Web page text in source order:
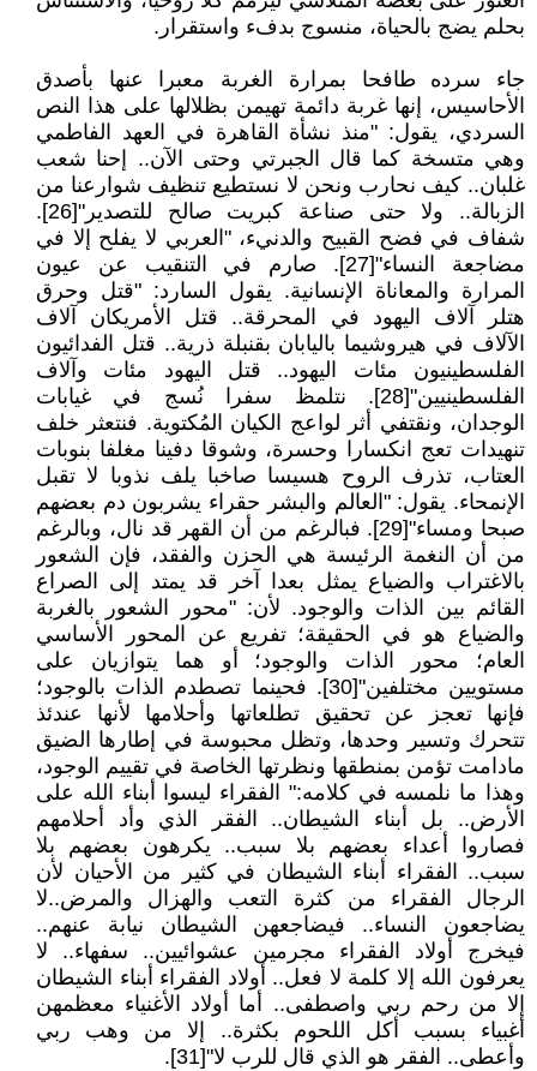
بحلم يضج بالحياة، منسوج بدفء واستقرار.
جاء سرده طافحا بمرارة الغربة معبرا عنها بأصدق
الأحاسيس، إنها غربة دائمة تهيمن بظلالها على هذا النص
السردي، يقول: "منذ نشأة القاهرة في العهد الفاطمي
وهي متسخة كما قال الجبرتي وحتى الآن.. إحنا شعب
غلبان.. كيف نحارب ونحن لا نستطيع تنظيف شوارعنا من
الزبالة.. ولا حتى صناعة كبريت صالح للتصدير"[26].
شفاف في فضح القبيح والدنيء، "العربي لا يفلح إلا في
مضاجعة النساء"[27]. صارم في التنقيب عن عيون
المرارة والمعاناة الإنسانية. يقول السارد: "قتل وحرق
هتلر آلاف اليهود في المحرقة.. قتل الأمريكان آلاف
الآلاف في هيروشيما باليابان بقنبلة ذرية.. قتل الفدائيون
الفلسطينيون مئات اليهود.. قتل اليهود مئات وآلاف
الفلسطينيين"[28]. نتلمظ سفرا نُسج في غيابات
الوجدان، ونقتفي أثر لواعج الكيان المُكتوية. فنتعثر خلف
تنهيدات تعج انكسارا وحسرة، وشوقا دفينا مغلفا بنوبات
العتاب، تذرف الروح هسيسا صاخبا يلف نذوبا لا تقبل
الإنمحاء. يقول: "العالم والبشر حقراء يشربون دم بعضهم
صبحا ومساء"[29]. فبالرغم من أن القهر قد نال، وبالرغم
من أن النغمة الرئيسة هي الحزن والفقد، فإن الشعور
بالاغتراب والضياع يمثل بعدا آخر قد يمتد إلى الصراع
القائم بين الذات والوجود. لأن: "محور الشعور بالغربة
والضياع هو في الحقيقة؛ تفريع عن المحور الأساسي
العام؛ محور الذات والوجود؛ أو هما يتوازيان على
مستويين مختلفين"[30]. فحينما تصطدم الذات بالوجود؛
فإنها تعجز عن تحقيق تطلعاتها وأحلامها لأنها عندئذ
تتحرك وتسير وحدها، وتظل محبوسة في إطارها الضيق
مادامت تؤمن بمنطقها ونظرتها الخاصة في تقييم الوجود،
وهذا ما نلمسه في كلامه:" الفقراء ليسوا أبناء الله على
الأرض.. بل أبناء الشيطان.. الفقر الذي وأد أحلامهم
فصاروا أعداء بعضهم بلا سبب.. يكرهون بعضهم بلا
سبب.. الفقراء أبناء الشيطان في كثير من الأحيان لأن
الرجال الفقراء من كثرة التعب والهزال والمرض..لا
يضاجعون النساء.. فيضاجعهن الشيطان نيابة عنهم..
فيخرج أولاد الفقراء مجرمين عشوائيين.. سفهاء.. لا
يعرفون الله إلا كلمة لا فعل.. أولاد الفقراء أبناء الشيطان
إلا من رحم ربي واصطفى.. أما أولاد الأغنياء معظمهن
أغبياء بسبب أكل اللحوم بكثرة.. إلا من وهب ربي
وأعطى.. الفقر هو الذي قال للرب لا"[31].